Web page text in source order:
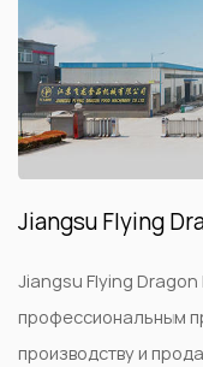
Jiangsu Flying
Jiangsu Flying Dragon
профессиональным
производству и